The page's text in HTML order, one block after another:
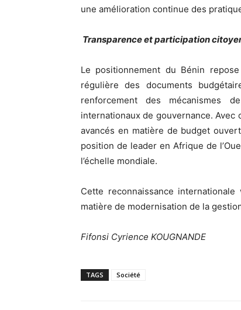
une amélioration continue des
Transparence et participation
Le positionnement du Bénin
régulière des documents
renforcement des mécanismes
internationaux de gouvernance.
avancés en matière de budget
position de leader en Afrique de
l’échelle mondiale.
Cette reconnaissance
matière de modernisation de la
Fifonsi Cyrience KOUGNANDE
TAGS Société